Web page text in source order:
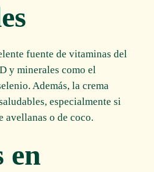
fuente de vitaminas del
y minerales como el
Además, la crema
especialmente si
avellanas o de coco.
en